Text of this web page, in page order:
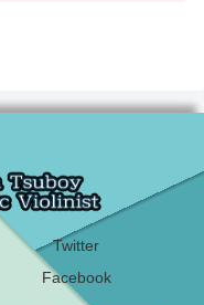
Twitter
Facebook